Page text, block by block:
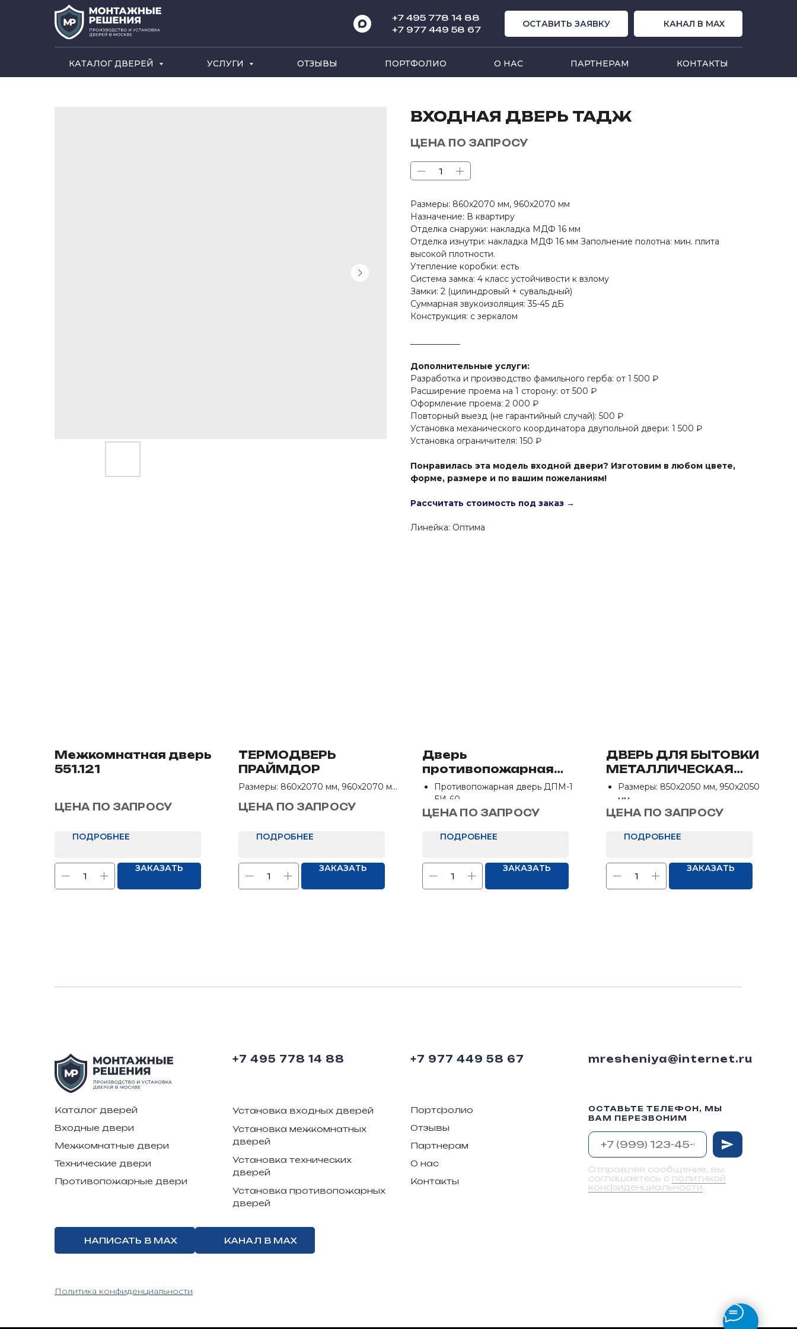
+7 495 778 14 88
+7 977 449 58 67
ОСТАВИТЬ ЗАЯВКУ КАНАЛ В MAX
КАТАЛОГ ДВЕРЕЙ УСЛУГИ ОТЗЫВЫ ПОРТФОЛИО О НАС ПАРТНЕРАМ КОНТАКТЫ
ВХОДНАЯ ДВЕРЬ ТАДЖ
ЦЕНА ПО ЗАПРОСУ
Размеры: 860х2070 мм, 960х2070 мм
Назначение: В квартиру
Отделка снаружи: накладка МДФ 16 мм
Отделка изнутри: накладка МДФ 16 мм Заполнение полотна: мин. плита
высокой плотности.
Утепление коробки: есть
Система замка: 4 класс устойчивости к взлому
Замки: 2 (цилиндровый + сувальдный)
Суммарная звукоизоляция: 35-45 дБ
Конструкция: с зеркалом
Дополнительные услуги:
Разработка и производство фамильного герба: от 1 500 ₽
Расширение проема на 1 сторону: от 500 ₽
Оформление проема: 2 000 ₽
Повторный выезд (не гарантийный случай): 500 ₽
Установка механического координатора двупольной двери: 1 500 ₽
Установка ограничителя: 150 ₽
Понравилась эта модель входной двери? Изготовим в любом цвете,
форме, размере и по вашим пожеланиям!
Рассчитать стоимость под заказ →
Линейка: Оптима
Межкомнатная дверь
551.121
ЦЕНА ПО ЗАПРОСУ
ПОДРОБНЕЕ
ЗАКАЗАТЬ
ТЕРМОДВЕРЬ
ПРАЙМДОР
Размеры: 860х2070 мм, 960х2070 мм
ЦЕНА ПО ЗАПРОСУ
ПОДРОБНЕЕ
ЗАКАЗАТЬ
Дверь
противопожарная
однопольная ДПМ-1
ЕИ-60
Противопожарная дверь ДПМ-1
ЕИ-60
Размеры: 850х2050 мм, 950х2050
ЦЕНА ПО ЗАПРОСУ
ПОДРОБНЕЕ
ЗАКАЗАТЬ
ДВЕРЬ ДЛЯ БЫТОВКИ
МЕТАЛЛИЧЕСКАЯ
ПРАВАЯ
Размеры: 850х2050 мм, 950х2050
мм
Отделка: Нет
ЦЕНА ПО ЗАПРОСУ
ПОДРОБНЕЕ
ЗАКАЗАТЬ
+7 495 778 14 88 +7 977 449 58 67 mresheniya@internet.ru
Каталог дверей
Входные двери
Межкомнатные двери
Технические двери
Противопожарные двери
Установка входных дверей
Установка межкомнатных
дверей
Установка технических
дверей
Установка противопожарных
дверей
Портфолио
Отзывы
Партнерам
О нас
Контакты
ОСТАВЬТЕ ТЕЛЕФОН, МЫ
ВАМ ПЕРЕЗВОНИМ
Отправляя сообщение, вы
соглашаетесь с политикой
конфиденциальности.
НАПИСАТЬ В MAX КАНАЛ В MAX
Политика конфиденциальности